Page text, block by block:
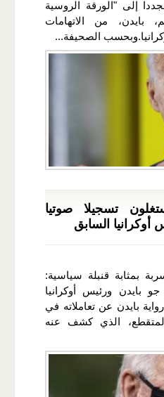
إلى "الورقة الروسية
بايدن، من الاتهامات
الصحيفة...
تسجيلا صوتيا
أوكرانيا السابق
بمثابة قنبلة سياسية:
جو بايدن ورئيس أوكرانيا
بايدن عن تعاملاته في
الذي كشف عنه